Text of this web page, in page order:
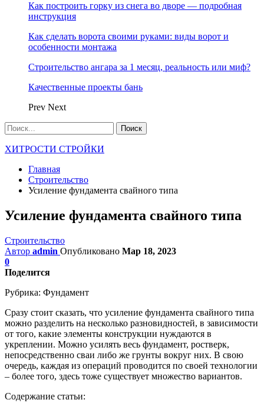
Как построить горку из снега во дворе — подробная
инструкция
Как сделать ворота своими руками: виды ворот и
особенности монтажа
Строительство ангара за 1 месяц, реальность или миф?
Качественные проекты бань
Prev Next
ХИТРОСТИ СТРОЙКИ
Главная
Строительство
Усиление фундамента свайного типа
Усиление фундамента свайного типа
Строительство
Автор admin Опубликовано Мар 18, 2023
0
Поделится
Рубрика: Фундамент
Сразу стоит сказать, что усиление фундамента свайного типа
можно разделить на несколько разновидностей, в зависимости
от того, какие элементы конструкции нуждаются в
укреплении. Можно усилять весь фундамент, ростверк,
непосредственно сваи либо же грунты вокруг них. В свою
очередь, каждая из операций проводится по своей технологии
– более того, здесь тоже существует множество вариантов.
Содержание статьи: